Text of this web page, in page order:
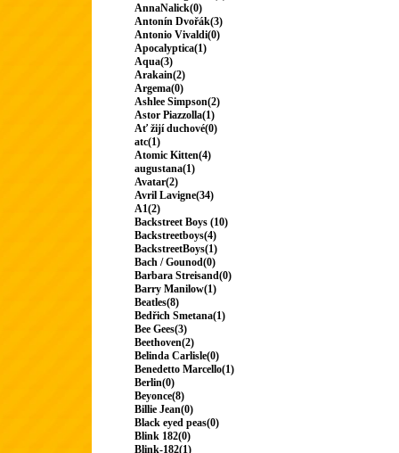
AnnaNalick(0)
Antonín Dvořák(3)
Antonio Vivaldi(0)
Apocalyptica(1)
Aqua(3)
Arakain(2)
Argema(0)
Ashlee Simpson(2)
Astor Piazzolla(1)
Ať žijí duchové(0)
atc(1)
Atomic Kitten(4)
augustana(1)
Avatar(2)
Avril Lavigne(34)
A1(2)
Backstreet Boys (10)
Backstreetboys(4)
BackstreetBoys(1)
Bach / Gounod(0)
Barbara Streisand(0)
Barry Manilow(1)
Beatles(8)
Bedřich Smetana(1)
Bee Gees(3)
Beethoven(2)
Belinda Carlisle(0)
Benedetto Marcello(1)
Berlin(0)
Beyonce(8)
Billie Jean(0)
Black eyed peas(0)
Blink 182(0)
Blink-182(1)